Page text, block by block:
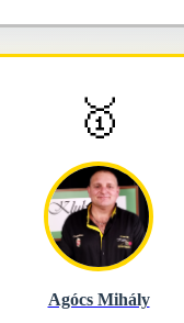
🥇
Agócs Mihály